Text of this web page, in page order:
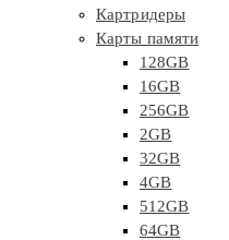
Картридеры
Карты памяти
128GB
16GB
256GB
2GB
32GB
4GB
512GB
64GB